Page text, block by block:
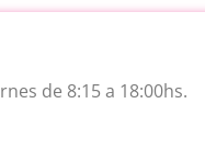
de 8:15 a 18:00hs.